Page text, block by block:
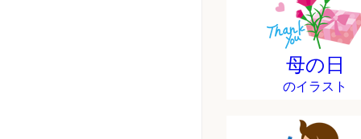
母の日
のイラスト